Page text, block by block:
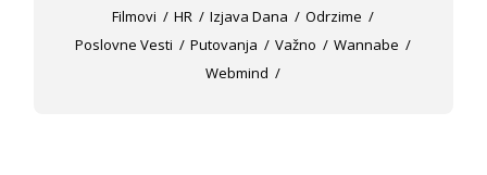
Filmovi
HR Izjava Dana
Odrzime
Poslovne Vesti
Putovanja Važno
Wannabe
Webmind